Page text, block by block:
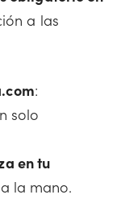
a las
:
solo
en tu
la mano.